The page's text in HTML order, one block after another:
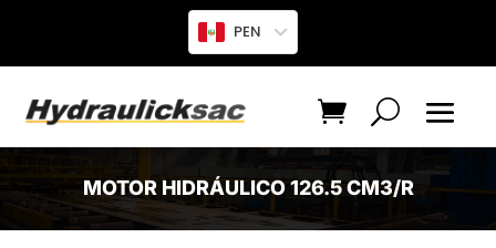
PEN
MOTOR HIDRÁULICO 126.5 CM3/R